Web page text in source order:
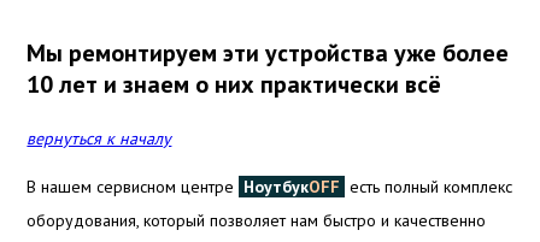
Мы ремонтируем эти устройства уже более
10 лет и знаем о них практически всё
вернуться к началу
В нашем сервисном центре НоутбукOFF есть полный комплекс
оборудования, который позволяет нам быстро и качественно